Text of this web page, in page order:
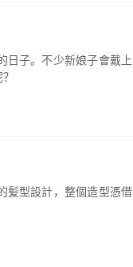
日子。不少新娘子會戴上
髪型設計，整個造型憑借